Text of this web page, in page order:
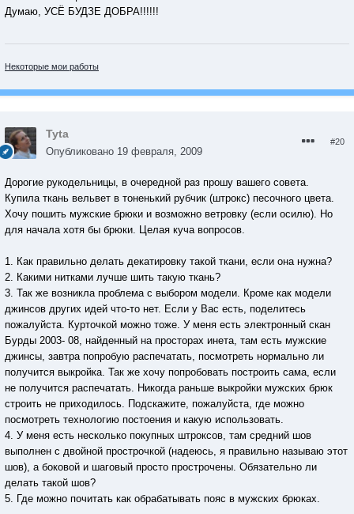
Думаю, УСЁ БУДЗЕ ДОБРА!!!!!!
Некоторые мои работы
Tyta
Опубликовано 19 февраля, 2009
#20
Дорогие рукодельницы, в очередной раз прошу вашего совета.
Купила ткань вельвет в тоненький рубчик (штрокс) песочного цвета.
Хочу пошить мужские брюки и возможно ветровку (если осилю). Но
для начала хотя бы брюки. Целая куча вопросов.
1. Как правильно делать декатировку такой ткани, если она нужна?
2. Какими нитками лучше шить такую ткань?
3. Так же возникла проблема с выбором модели. Кроме как модели
джинсов других идей что-то нет. Если у Вас есть, поделитесь
пожалуйста. Курточкой можно тоже. У меня есть электронный скан
Бурды 2003- 08, найденный на просторах инета, там есть мужские
джинсы, завтра попробую распечатать, посмотреть нормально ли
получится выкройка. Так же хочу попробовать построить сама, если
не получится распечатать. Никогда раньше выкройки мужских брюк
строить не приходилось. Подскажите, пожалуйста, где можно
посмотреть технологию постоения и какую использовать.
4. У меня есть несколько покупных штроксов, там средний шов
выполнен с двойной прострочкой (надеюсь, я правильно называю этот
шов), а боковой и шаговый просто прострочены. Обязательно ли
делать такой шов?
5. Где можно почитать как обрабатывать пояс в мужских брюках.